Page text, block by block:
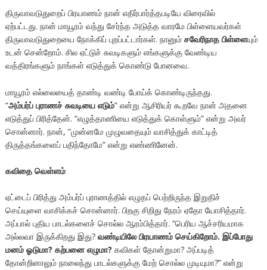
திருவாவடுதுறைப் பிரயாணம் நான் எதிர்பார்த்தபடியே விரைவில்
ஏற்பட்டது. நான் மாயூரம் வந்து சேர்ந்த அடுத்த வாரமே பிள்ளையவர்கள்
திருவாவடுதுறையை நோக்கிப் புறப்பட்டார்கள். நானும் சவேரிநாத பிள்ளையும்
உடன் சென்றோம். சில ஏட்டுச் சுவடிகளும் எங்களுக்கு வேண்டிய
வத்திரங்களும் நாங்கள் எடுத்துக் கொண்டு போனவை.
மாயூரம் எல்லையைத் தாண்டி வண்டி போய்க் கொண்டிருந்தது.
“அம்பர்ப் புராணச் சுவடியை எடும்” என்று ஆசிரியர் கூறவே நான் அதனை
எடுத்துப் பிரித்தேன். “எழுத்தாணியை எடுத்துக் கொள்ளும்” என்று அவர்
சொன்னார். நான், “முன்னமே முழுவதையும் வாசித்துக் காட்டித்
திருத்தங்களைப் பதிந்தோமே” என்று எண்ணினேன்.
கவிதை வெள்ளம்
ஏட்டைப் பிரித்து அம்பர்ப் புராணத்தில் எழுதப் பெற்றிருந்த இறுதிச்
செய்யுளை வாசிக்கச் சொன்னார். பிறகு சிறிது நேரம் ஏதோ யோசித்தார்.
அப்பால் புதிய பாடல்களைச் சொல்ல ஆரம்பித்தார். “பெரிய ஆச்சரியமாக
அல்லவா இருக்கிறது இது? வண்டியிலே பிரயாணம் செய்கிறோம். இப்போது
மனம் ஓடுமா? கற்பனை எழுமா? கவிகள் தோன்றுமா? அப்படித்
தோன்றினாலும் நாலைந்து பாடல்களுக்கு மேற் சொல்ல முடியுமா?” என்று